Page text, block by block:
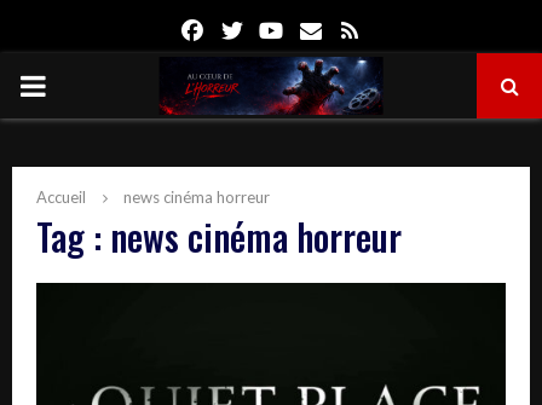
FacebookTwitterYoutube
Email
PRIMARY
Accueil news cinéma horreur
Tag : news cinéma horreur